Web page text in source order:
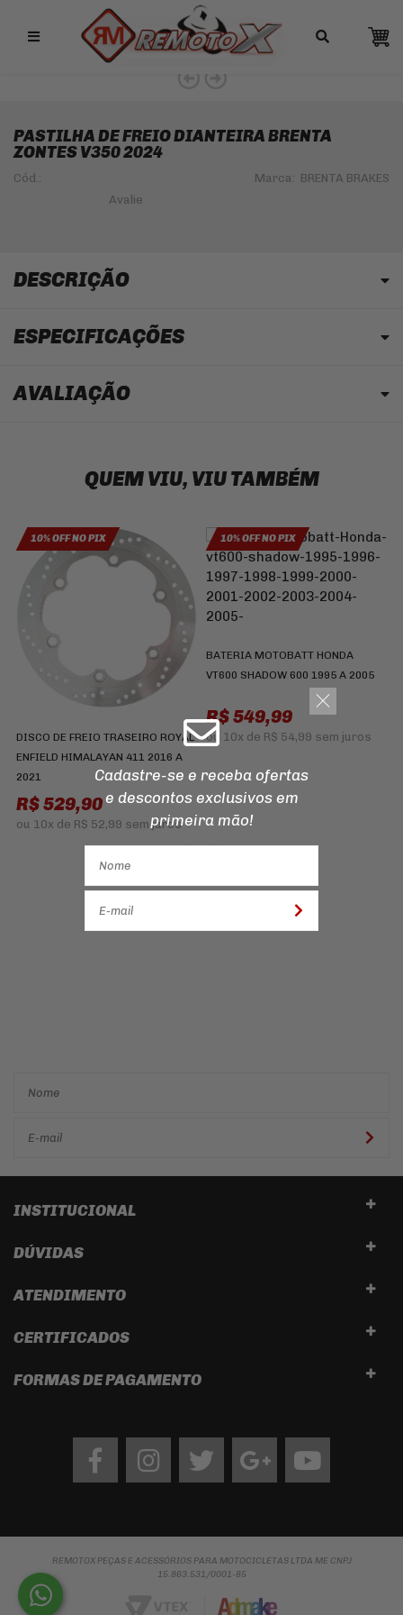
Remotox
PASTILHA DE FREIO DIANTEIRA BRENTA
ZONTES V350 2024
Cód.: Marca: BRENTA BRAKES
DESCRIÇÃO
ESPECIFICAÇÕES
AVALIAÇÃO
QUEM VIU, VIU TAMBÉM
10% OFF NO PIX
DISCO DE FREIO TRASEIRO ROYAL
ENFIELD HIMALAYAN 411 2016 A
2021
R$ 529,90
ou 10x de R$ 52,99 sem juros
10% OFF NO PIX
BATERIA MOTOBATT HONDA
VT600 SHADOW 600 1995 A 2005
R$ 549,99
ou 10x de R$ 54,99 sem juros
INSTITUCIONAL
DÚVIDAS
ATENDIMENTO
CERTIFICADOS
FORMAS DE PAGAMENTO
FacebookInstagram twitter googleYoutube
REMOTOX PEÇAS E ACESSÓRIOS PARA MOTOCICLETAS LTDA ME CNPJ
15.863.531/0001-85
Cadastre-se e receba ofertas
e descontos exclusivos em
primeira mão!